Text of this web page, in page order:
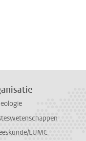
LUMC